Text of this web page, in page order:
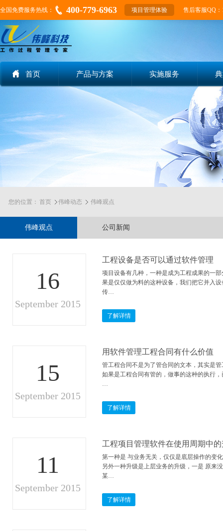
全国免费服务热线： 400-779-6963 项目管理体验 售后客服QQ：
首页 产品与方案 实施服务
您的位置： 首页 伟峰动态 伟峰观点
伟峰观点 公司新闻
16
September 2015
工程设备是否可以通过软件管理
项目设备有几种，一种是成为工程成果的一
果是仅仅做为料的这种设备，我们把它并入
传…
了解详情
15
September 2015
用软件管理工程合同有什么价值
管工程合同不是为了管合同的文本，其实是
如果是工程合同有管的，做事的这种的执行
…
了解详情
11
September 2015
工程项目管理软件在使用周期中
第一种是 与业务无关，仅仅是底层操作的变
另外一种升级是上层业务的升级，一是 原来
某…
了解详情